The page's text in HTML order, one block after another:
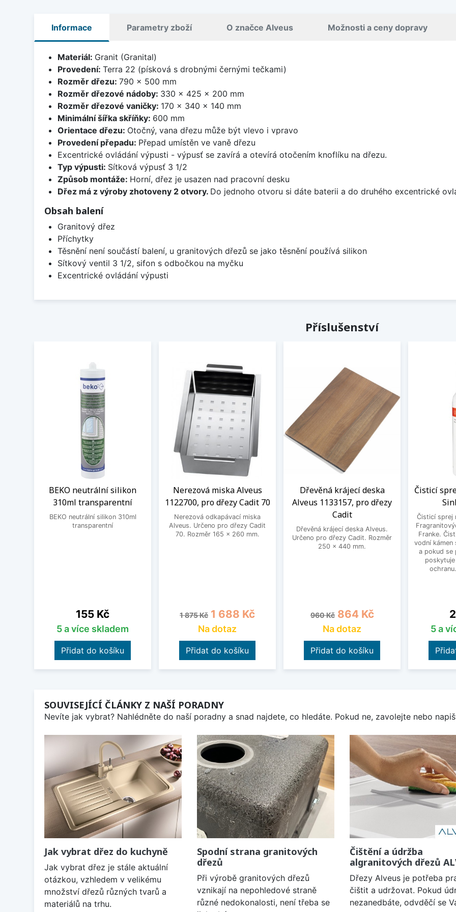
Informace Parametry zboží O značce Alveus Možnosti a ceny dopravy
Materiál: Granit (Granital)
Provedení: Terra 22 (písková s drobnými černými tečkami)
Rozměr dřezu: 790 x 500 mm
Rozměr dřezové nádoby: 330 x 425 x 200 mm
Rozměr dřezové vaničky: 170 x 340 x 140 mm
Minimální šířka skříňky: 600 mm
Orientace dřezu: Otočný, vana dřezu může být vlevo i vpravo
Provedení přepadu: Přepad umístěn ve vaně dřezu
Excentrické ovládání výpusti - výpusť se zavírá a otevírá otočením knoflíku na dřezu.
Typ výpusti: Sítková výpusť 3 1/2
Způsob montáže: Horní, dřez je usazen nad pracovní desku
Dřez má z výroby zhotoveny 2 otvory. Do jednoho otvoru si dáte baterii a do druhého excentrické
Obsah balení
Granitový dřez
Příchytky
Těsnění není součástí balení, u granitových dřezů se jako těsnění používá silikon
Sítkový ventil 3 1/2, sifon s odbočkou na myčku
Excentrické ovládání výpusti
Příslušenství
BEKO neutrální silikon
310ml transparentní
BEKO neutrální silikon 310ml
transparentní
Cena
155 Kč
5 a více skladem
Přidat do košíku
Nerezová miska Alveus
1122700, pro dřezy Cadit 70
Nerezová odkapávací miska
Alveus. Určeno pro dřezy Cadit
70. Rozměr 165 x 260 mm.
Běžná cena
1 875 Kč Cena
1 688 Kč
Na dotaz
Přidat do košíku
Dřevěná krájecí deska
Alveus 1133157, pro dřezy
Cadit
Dřevěná krájecí deska Alveus.
Určeno pro dřezy Cadit. Rozměr
250 x 440 mm.
Běžná cena
960 Kč Cena
864 Kč
Na dotaz
Přidat do košíku
Čisticí
Čisticí sprej
Franke.
vodní kámen
a pokud se
5 a
SOUVISEJÍCÍ ČLÁNKY Z NAŠÍ PORADNY
Nevíte jak vybrat? Nahlédněte do naší poradny a snad najdete, co hledáte. Pokud ne, zavolejte nebo
Jak vybrat dřez do kuchyně
Jak vybrat dřez je stále aktuální
otázkou, vzhledem v velikému
množství dřezů různých tvarů a
materiálů na trhu.
Spodní strana granitových
dřezů
Při výrobě granitových dřezů
vznikají na nepohledové straně
různé nedokonalosti, není třeba se
Čištění a údržba
algranitových dřezů
Dřezy Alveus je potřeba
čištit a udržovat. Pokud
nezanedbáte, odvděčí se